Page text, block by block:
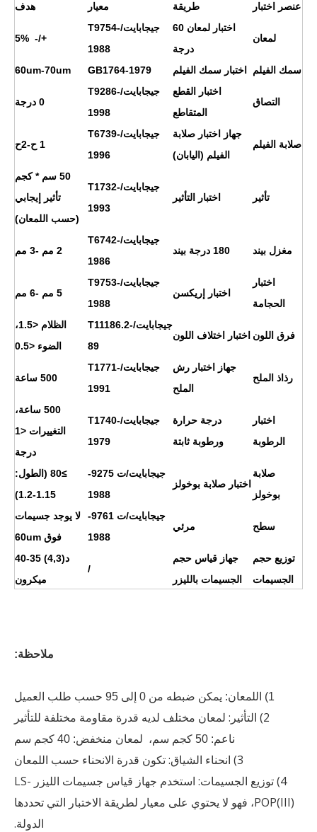
عنصر اختبار طريقة معيار هدف
لمعان
اختبار لمعان 60
درجة
جيجابايت/T9754-
1988
+/- 5%
سمك الفيلم اختبار سمك الفيلم GB1764-1979
60um-70um
التصاق
اختبار القطع
المتقاطع
جيجابايت/T9286-
1998
0 درجة
صلابة الفيلم
جهاز اختبار صلابة
الفيلم (اليابان)
جيجابايت/T6739-
1996
1 ح -2ح
تأثير اختبار التأثير
جيجابايت/T1732-
1993
50 سم * كجم
تأثير إيجابي
(حسب اللمعان)
مغزل بيند 180 درجة بيند
جيجابايت/T6742-
1986
2 مم -3 مم
اختبار
الحجامة
اختبار إريكسن
جيجابايت/T9753-
1988
5 مم -6 مم
فرق اللون اختبار اختلاف اللون
جيجابايت/T11186.2-
89
الظلام <1.5،
الضوء <0.5
رذاذ الملح
جهاز اختبار رش
الملح
جيجابايت/T1771-
1991
500 ساعة
اختبار
الرطوبة
درجة حرارة
ورطوبة ثابتة
جيجابايت/T1740-
1979
500 ساعة،
التغييرات <1
درجة
صلابة
بوخولز
اختبار صلابة بوخولز
جيجابايت/ت 9275-
1988
≥80 (الطول:
1.15-1.2)
سطح مرئي
جيجابايت/ت 9761-
1988
لا يوجد جسيمات
فوق 60um
توزيع حجم
الجسيمات
جهاز قياس حجم
الجسيمات بالليزر
/
د(4,3) 35-40
ميكرون
ملاحظة:
1) اللمعان: يمكن ضبطه من 0 إلى 95 حسب طلب العميل
ناعم: 50 كجم سم، لمعان منخفض: 40 كجم سم
4) توزيع الجسيمات: استخدم جهاز قياس جسيمات الليزر LS-
POP(III)، فهو لا يحتوي على معيار لطريقة الاختبار التي تحددها
الدولة.